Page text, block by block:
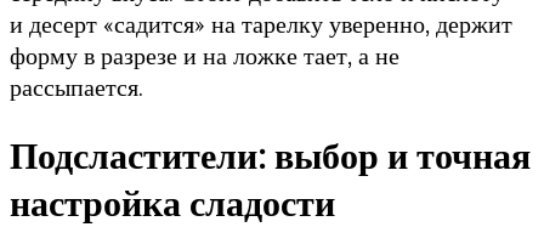
и десерт «садится» на тарелку уверенно, держит
форму в разрезе и на ложке тает, а не
рассыпается.
Подсластители: выбор и точная
настройка сладости